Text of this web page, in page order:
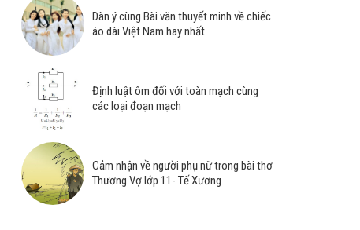
Dàn ý cùng Bài văn thuyết minh về chiếc
áo dài Việt Nam hay nhất
Định luật ôm đối với toàn mạch cùng
các loại đoạn mạch
Cảm nhận về người phụ nữ trong bài thơ
Thương Vợ lớp 11- Tế Xương